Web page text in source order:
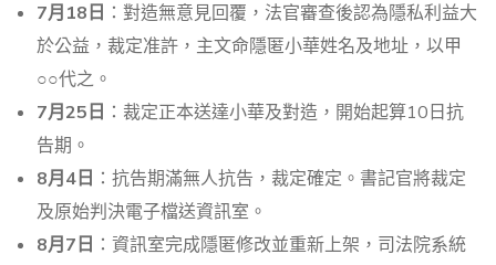
7月18日 ：對造無意見回覆，法官審查後認為隱私利益大
於公益，裁定准許，主文命隱匿小華姓名及地址，以甲
○○代之。
7月25日 ：裁定正本送達小華及對造，開始起算10日抗
告期。
8月4日 ：抗告期滿無人抗告，裁定確定。書記官將裁定
及原始判決電子檔送資訊室。
8月7日 ：資訊室完成隱匿修改並重新上架，司法院系統